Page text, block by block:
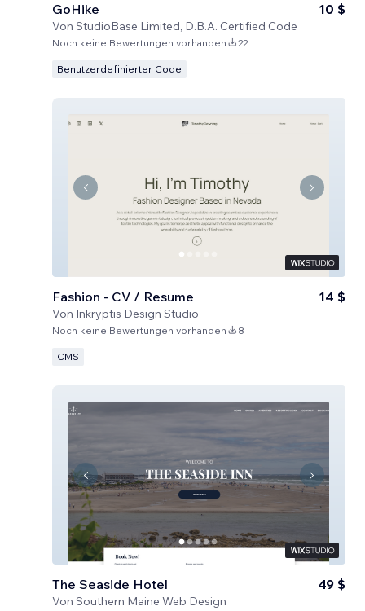
GoHike
Von StudioBase Limited, D.B.A. Certified Code
10 $
Noch keine Bewertungen vorhanden 22
Benutzerdefinierter Code
Fashion - CV / Resume
Von Inkryptis Design Studio
14 $
Noch keine Bewertungen vorhanden 8
CMS
The Seaside Hotel
Von Southern Maine Web Design
49 $